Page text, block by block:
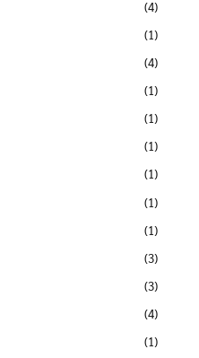
(4)
(1)
(4)
(1)
(1)
(1)
(1)
(1)
(1)
(3)
(3)
(4)
(1)